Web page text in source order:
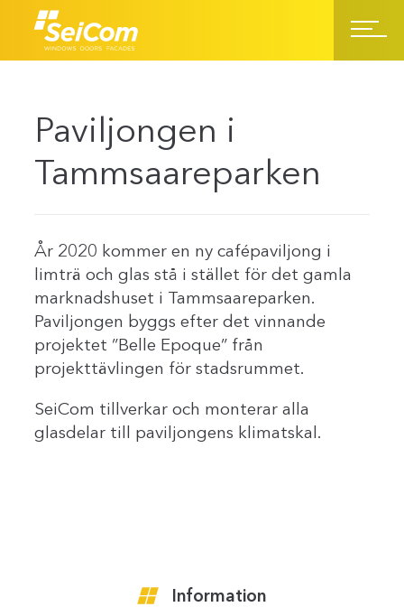
Paviljongen i
Tammsaareparken
År 2020 kommer en ny cafépaviljong i
limträ och glas stå i stället för det gamla
marknadshuset i Tammsaareparken.
Paviljongen byggs efter det vinnande
projektet ”Belle Epoque” från
projekttävlingen för stadsrummet.
SeiCom tillverkar och monterar alla
glasdelar till paviljongens klimatskal.
Information